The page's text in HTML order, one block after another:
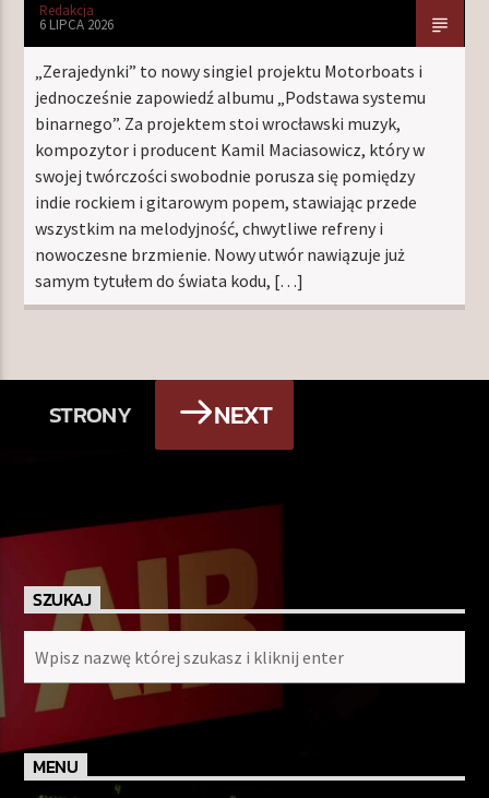
Redakcja
6 LIPCA 2026
„Zerajedynki” to nowy singiel projektu Motorboats i
jednocześnie zapowiedź albumu „Podstawa systemu
binarnego”. Za projektem stoi wrocławski muzyk,
kompozytor i producent Kamil Maciasowicz, który w
swojej twórczości swobodnie porusza się pomiędzy
indie rockiem i gitarowym popem, stawiając przede
wszystkim na melodyjność, chwytliwe refreny i
nowoczesne brzmienie. Nowy utwór nawiązuje już
samym tytułem do świata kodu, […]
STRONY NEXT
SZUKAJ
MENU